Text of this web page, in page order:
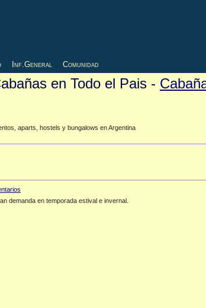
Inf.General Comunidad
en Todo el Pais -
aparts, hostels y bungalows en Argentina
demanda en temporada estival e invernal.